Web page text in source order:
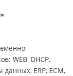
WEB, DHCP,
данных, ERP, ECM,